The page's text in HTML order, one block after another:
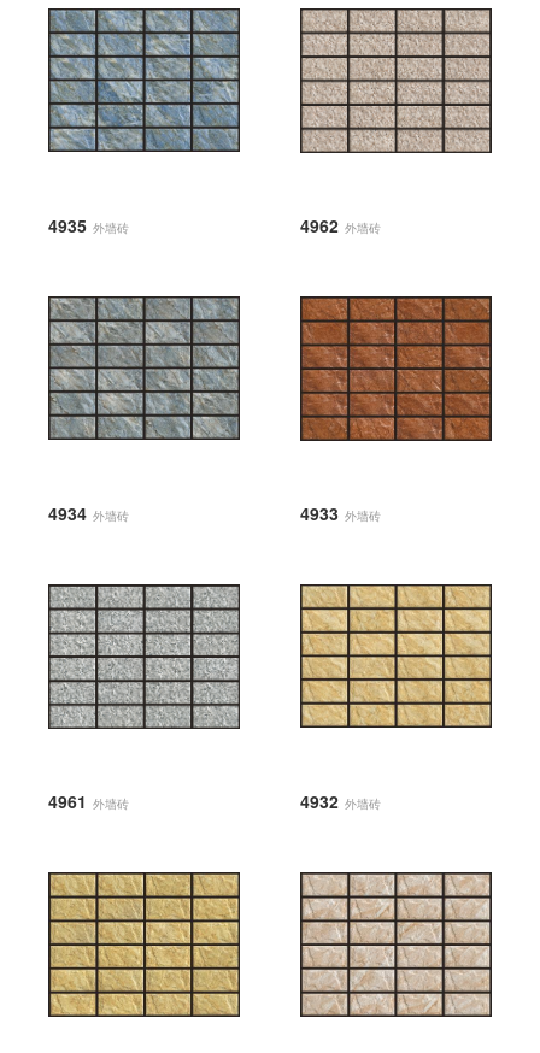
4935 外墙砖 4962 外墙砖
4934 外墙砖 4933 外墙砖
4961 外墙砖 4932 外墙砖